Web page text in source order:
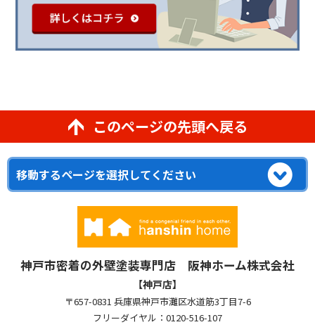
このページの先頭へ戻る
神戸市密着の外壁塗装専門店 阪神ホーム株式会社
【神戸店】
〒657-0831 兵庫県神戸市灘区水道筋3丁目7-6
フリーダイヤル：0120-516-107